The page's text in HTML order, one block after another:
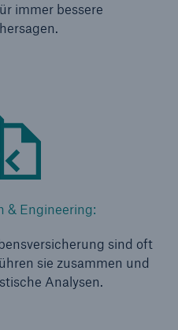
immer bessere
& Engineering:
sind oft
sie zusammen und
Analysen.